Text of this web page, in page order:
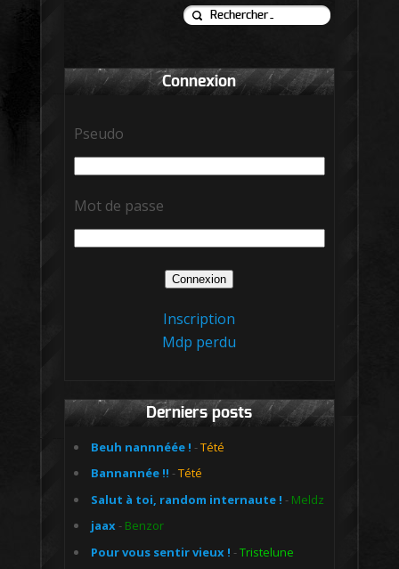
Connexion
Pseudo
Mot de passe
Inscription
Mdp perdu
Derniers posts
Beuh nannnéée ! -Tété
Bannannée !! -Tété
Salut à toi, random internaute ! - Meldz
jaax- Benzor
Pour vous sentir vieux ! -Tristelune